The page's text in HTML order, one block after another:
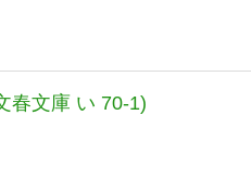
春文庫 い 70-1)